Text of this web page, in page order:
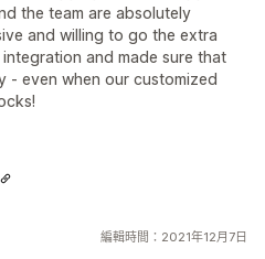
the team are absolutely
and willing to go the extra
and made sure that
- even when our customized
編輯時間：2021年12月7日